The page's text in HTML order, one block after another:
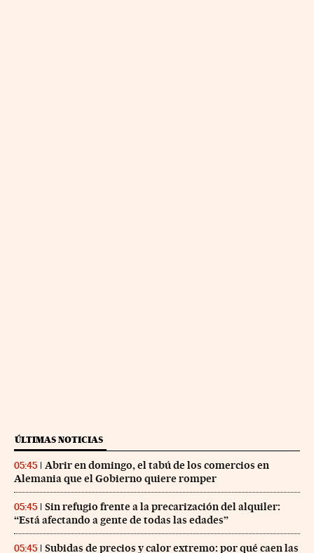
ÚLTIMAS NOTICIAS
05:45
Abrir en domingo, el tabú de los comercios en
Alemania que el Gobierno quiere romper
05:45
Sin refugio frente a la precarización del alquiler:
“Está afectando a gente de todas las edades”
05:45
Subidas de precios y calor extremo: por qué caen las